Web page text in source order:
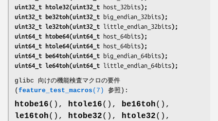
uint32_t htole32(uint32_t host_32bits);
uint32_t be32toh(uint32_t big_endian_32bits);
uint32_t le32toh(uint32_t little_endian_32bits);
uint64_t htobe64(uint64_t host_64bits);
uint64_t htole64(uint64_t host_64bits);
uint64_t be64toh(uint64_t big_endian_64bits);
uint64_t le64toh(uint64_t little_endian_64bits);
glibc 向けの機能検査マクロの要件
( feature_test_macros (7) 参照):
htobe16(), htole16(), be16toh(),
le16toh(), htobe32(), htole32(),